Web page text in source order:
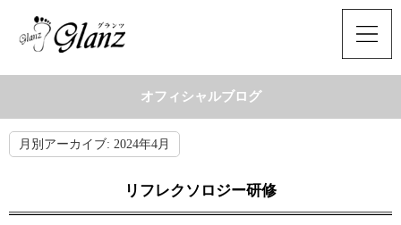
オフィシャルブログ
月別アーカイブ: 2024年4月
リフレクソロジー研修